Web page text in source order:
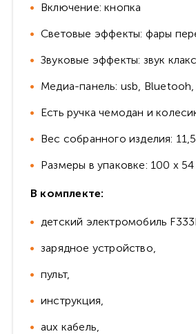
Включение: кнопка
Световые эффекты: фары
Звуковые эффекты: звук
Медиа-панель: usb, Bluetooh,
Есть ручка чемодан и
Вес собранного изделия:
Размеры в упаковке: 100 x
В комплекте:
детский электромобиль
зарядное устройство,
пульт,
инструкция,
aux кабель,